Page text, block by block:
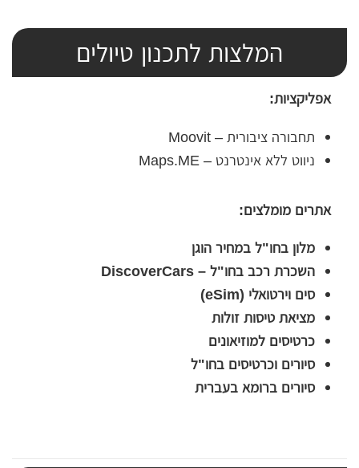
המלצות לתכנון טיולים
אפליקציות:
תחבורה ציבורית – Moovit
ניווט ללא אינטרנט – Maps.ME
אתרים מומלצים:
מלון בחו"ל במחיר הוגן
השכרת רכב בחו"ל – DiscoverCars
סים וירטואלי (eSim)
מציאת טיסות זולות
כרטיסים למוזיאונים
סיורים וכרטיסים בחו"ל
סיורים ברומא בעברית